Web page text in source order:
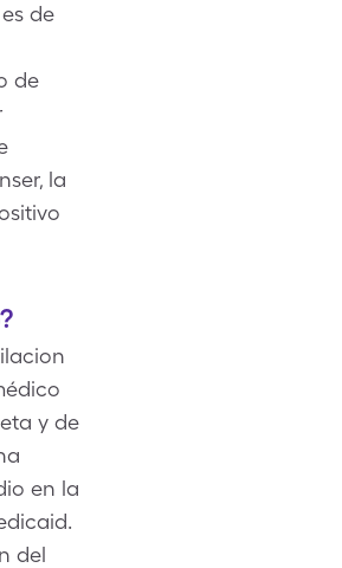
de
de
la
y de
en la
del